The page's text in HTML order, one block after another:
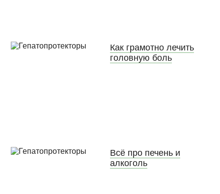
Как грамотно лечить
головную боль
Всё про печень и
алкоголь